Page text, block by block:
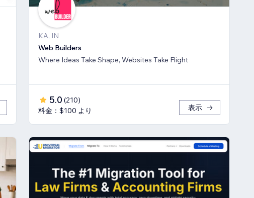
KA, IN
Web Builders
Where Ideas Take Shape, Websites Take Flight
5.0 (210)
料金：$100 より
表示